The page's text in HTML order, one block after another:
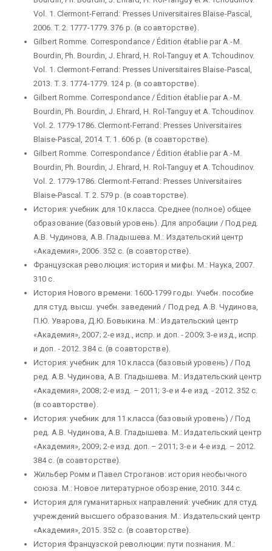
Vol. 1. Clermont-Ferrand: Presses Universitaires Blaise-Pascal,
2006. T. 2. 1777-1779. 376 p. (в соавторстве).
Gilbert Romme. Correspondance / Édition établie par A.-M.
Bourdin, Ph. Bourdin, J. Ehrard, H. Rol-Tanguy et A. Tchoudinov.
Vol. 1. Clermont-Ferrand: Presses Universitaires Blaise-Pascal,
2013. T. 3. 1774-1779. 124 p. (в соавторстве).
Gilbert Romme. Correspondance / Édition établie par A.-M.
Bourdin, Ph. Bourdin, J. Ehrard, H. Rol-Tanguy et A. Tchoudinov.
Vol. 2. 1779-1786. Clermont-Ferrand: Presses Universitaires
Blaise-Pascal, 2014. T. 1. 606 p. (в соавторстве).
Gilbert Romme. Correspondance / Édition établie par A.-M.
Bourdin, Ph. Bourdin, J. Ehrard, H. Rol-Tanguy et A. Tchoudinov.
Vol. 2. 1779-1786. Clermont-Ferrand: Presses Universitaires
Blaise-Pascal. T. 2. 579 p. (в соавторстве).
История: учебник для 10 класса. Среднее (полное) общее
образование (базовый уровень). Для апробации / Под ред.
А.В. Чудинова, А.В. Гладышева. М.: Издательский центр
«Академия», 2006. 352 с. (в соавторстве).
Французская революция: история и мифы. М.: Наука, 2007.
310 с.
История Нового времени: 1600-1799 годы. Учебн. пособие
для студ. высш. учебн. заведений / Под ред. А.В. Чудинова,
П.Ю. Уварова, Д.Ю. Бовыкина. М.: Издательский центр
«Академия», 2007; 2-е изд., испр. и доп. ‑ 2009; 3-е изд., испр.
и доп. ‑ 2012. 384 с. (в соавторстве).
История: учебник для 10 класса (базовый уровень) / Под
ред. А.В. Чудинова, А.В. Гладышева. М.: Издательский центр
«Академия», 2008; 2-е изд. – 2011; 3-е и 4-е изд. ‑ 2012. 352 с.
(в соавторстве).
История: учебник для 11 класса (базовый уровень) / Под
ред. А.В. Чудинова, А.В. Гладышева. М.: Издательский центр
«Академия», 2009; 2-е изд. доп. – 2011; 3-е и 4-е изд. – 2012.
384 с. (в соавторстве).
Жильбер Ромм и Павел Строганов: история необычного
союза. М.: Новое литературное обозрение, 2010. 344 с.
История для гуманитарных направлений: учебник для студ.
учреждений высшего образования. М.: Издательский центр
«Академия», 2015. 352 с. (в соавторстве).
История Французской революции: пути познания. М.: